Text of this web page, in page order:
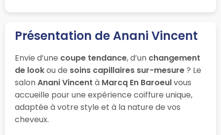
Présentation de Anani Vincent
Envie d’une coupe tendance, d’un changement
de lookou de soins capillaires sur-mesure? Le
salonAnani Vincent à Marcq En Baroeulvous
accueille pour une expérience coiffure unique,
adaptée à votre style et à la nature de vos
cheveux.